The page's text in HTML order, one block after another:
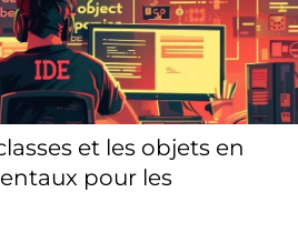
et les objets en
pour les